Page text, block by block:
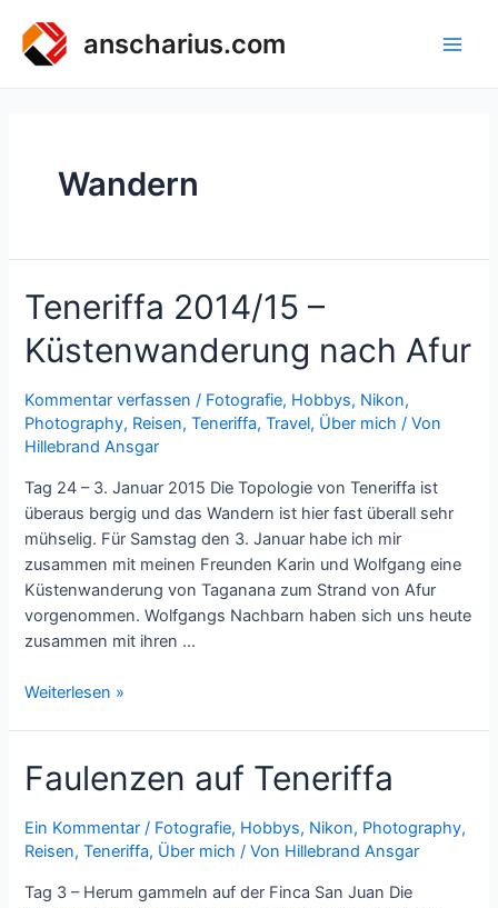
Inhalt
springen
anscharius.com
Wandern
Teneriffa 2014/15 –
Küstenwanderung nach Afur
Kommentar verfassen / Fotografie, Hobbys, Nikon,
Photography, Reisen,Teneriffa,Travel, Über mich / Von
Hillebrand Ansgar
Tag 24 – 3. Januar 2015 Die Topologie von Teneriffa ist
überaus bergig und das Wandern ist hier fast überall sehr
mühselig. Für Samstag den 3. Januar habe ich mir
zusammen mit meinen Freunden Karin und Wolfgang eine
Küstenwanderung von Taganana zum Strand von Afur
vorgenommen. Wolfgangs Nachbarn haben sich uns heute
zusammen mit ihren …
Teneriffa
Küstenwanderung
nach
Afur
Weiterlesen »
Faulenzen auf Teneriffa
Ein Kommentar / Fotografie, Hobbys, Nikon, Photography,
Reisen,Teneriffa, Über mich / Von Hillebrand Ansgar
Tag 3 – Herum gammeln auf der Finca San Juan Die